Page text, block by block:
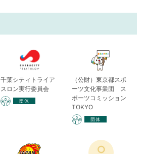
千葉シティトライア
スロン実行委員会
団体
（公財）東京都スポ
ーツ文化事業団 ス
ポーツコミッション
TOKYO
団体